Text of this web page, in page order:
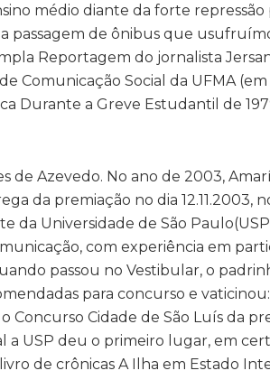
médio diante da forte
passagem de ônibus que
Reportagem do jornalista
Comunicação Social da UFMA
Durante a Greve Estudantil de
de Azevedo. No ano de 2003,
da premiação no dia 12.11.2003,
da Universidade de São
com experiência em
passou no Vestibular, o
para concurso e vaticinou:
Concurso Cidade de São Luís da
USP deu o primeiro lugar, em
de crônicas A Ilha em Estado